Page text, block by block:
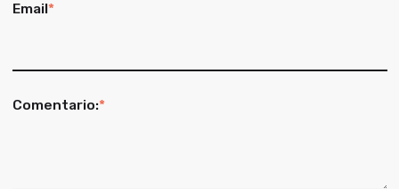
Email*
Comentario:*